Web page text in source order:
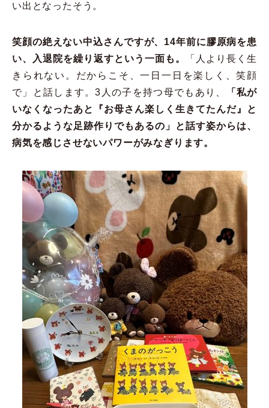
い出となったそう。
笑顔の絶えない中込さんですが、14年前に膠原病を患
い、入退院を繰り返すという一面も。
「人より長く生
きられない。だからこそ、一日一日を楽しく、笑顔
で」と話します。3人の子を持つ母でもあり、
「私が
いなくなったあと『お母さん楽しく生きてたんだ』と
分かるような足跡作りでもあるの」と話す姿からは、
病気を感じさせないパワーがみなぎります。